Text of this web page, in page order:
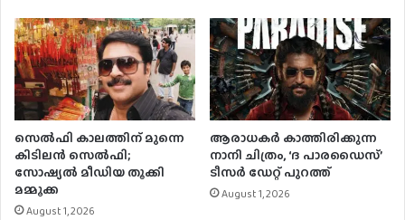
സെല്‍ഫി കാലത്തിന് മുന്നെ
കിടിലന്‍ സെല്‍ഫി;
സോഷ്യല്‍ മീഡിയ തൂക്കി
മമ്മൂക്ക
August 1, 2026
ആരാധകർ കാത്തിരിക്കുന്ന
നാനി ചിത്രം, ‘ദ പാരഡൈസ്’
ടീസർ ഡേറ്റ് പുറത്ത്
August 1, 2026